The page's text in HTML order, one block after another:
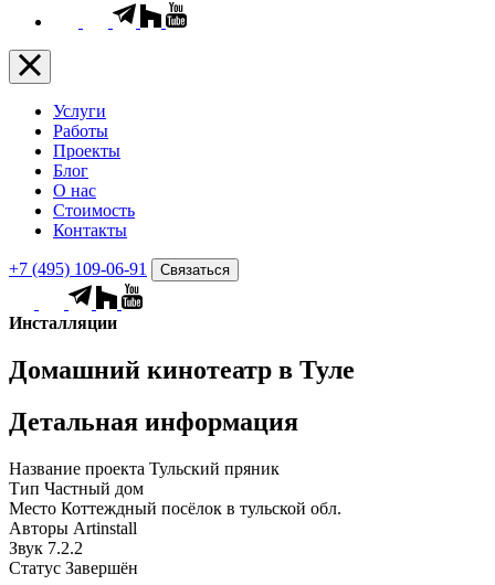
Услуги
Работы
Проекты
Блог
О нас
Стоимость
Контакты
+7 (495) 109-06-91 Связаться
Инсталляции
Домашний кинотеатр в Туле
Детальная информация
Название проекта Тульский пряник
Тип Частный дом
Место Коттеждный посёлок в тульской обл.
Авторы Artinstall
Звук 7.2.2
Статус Завершён